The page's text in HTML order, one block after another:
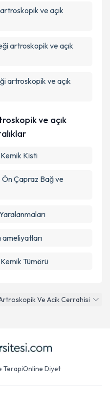
Ve Acik Cerrahisi
ve açık
artroskopik ve açık
artroskopik ve açık
ve açık
Kisti
Çapraz Bağ ve
Tümörü
TerapiOnline Diyet